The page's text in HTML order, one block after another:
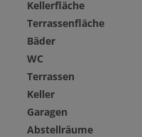
Kellerfläche
Terrassenfläche
Bäder
WC
Terrassen
Keller
Garagen
Abstellräume